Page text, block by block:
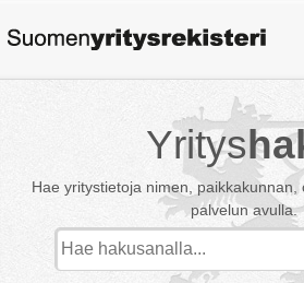
Yritys
Hae yritystietoja nimen,
palvelun avulla.